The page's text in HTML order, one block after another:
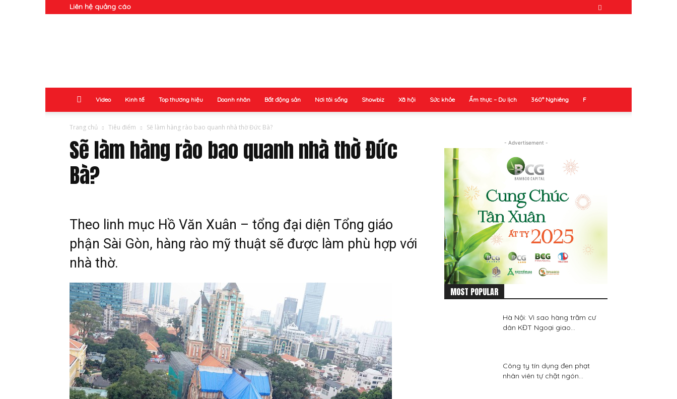
Liên hệ quảng cáo
Video Kinh tế Top thương hiệu Doanh nhân Bất động sản Nơi tôi sống Showbiz Xã hội Sức khỏe Ẩm thực – Du lịch 360° Nghiêng F
Trang chủ Tiêu điểm Sẽ làm hàng rào bao quanh nhà thờ Đức Bà?
Sẽ làm hàng rào bao quanh nhà thờ Đức
Bà?
Theo linh mục Hồ Văn Xuân – tổng đại diện Tổng giáo
phận Sài Gòn, hàng rào mỹ thuật sẽ được làm phù hợp với
nhà thờ.
- Advertisement -
MOST POPULAR
Hà Nội: Vì sao hàng trăm cư
dân KĐT Ngoại giao...
Công ty tín dụng đen phạt
nhân viên tự chặt ngón...